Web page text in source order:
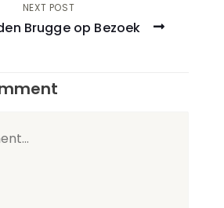
NEXT POST
Brugge op Bezoek